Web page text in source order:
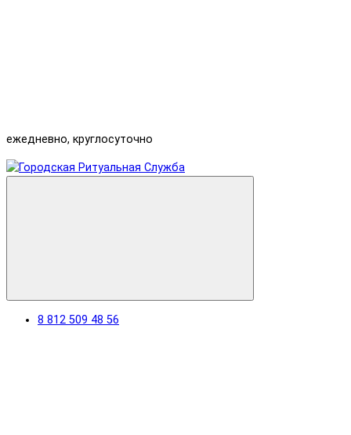
ежедневно, круглосуточно
8 812 509 48 56